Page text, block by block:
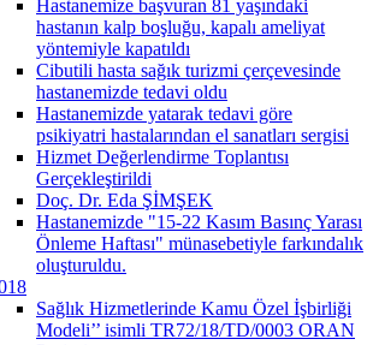
Hastanemize başvuran 81 yaşındaki
hastanın kalp boşluğu, kapalı ameliyat
yöntemiyle kapatıldı
Cibutili hasta sağık turizmi çerçevesinde
hastanemizde tedavi oldu
Hastanemizde yatarak tedavi göre
psikiyatri hastalarından el sanatları sergisi
Hizmet Değerlendirme Toplantısı
Gerçekleştirildi
Doç. Dr. Eda ŞİMŞEK
Hastanemizde "15-22 Kasım Basınç Yarası
Önleme Haftası" münasebetiyle farkındalık
oluşturuldu.
Sağlık Hizmetlerinde Kamu Özel İşbirliği
Modeli’’ isimli TR72/18/TD/0003 ORAN